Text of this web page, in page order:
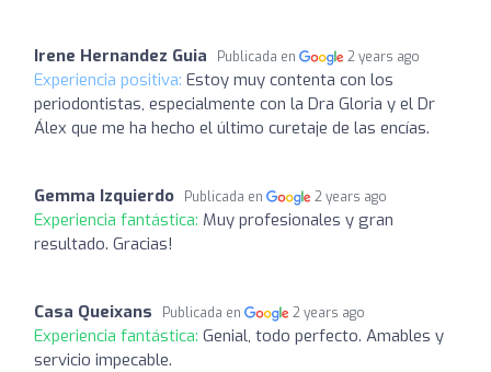
Irene Hernandez Guia Publicada en 2 years ago
Experiencia positiva: Estoy muy contenta con los
periodontistas, especialmente con la Dra Gloria y el Dr
Álex que me ha hecho el último curetaje de las encías.
Gemma Izquierdo Publicada en 2 years ago
Experiencia fantástica: Muy profesionales y gran
resultado. Gracias!
Casa Queixans Publicada en 2 years ago
Experiencia fantástica: Genial, todo perfecto. Amables y
servicio impecable.